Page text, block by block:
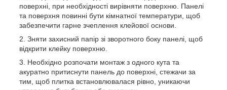
поверхні, при необхідності вирівняти поверхню. Панелі
та поверхня повинні бути кімнатної температури, щоб
забезпечити гарне зчеплення клейової основи.
Зняти захисний папір зі зворотного боку панелі, щоб
відкрити клейку поверхню.
Необхідно розпочати монтаж з одного кута та
акуратно притиснути панель до поверхні, стежачи за
тим, щоб плитка встановлювалася рівно, уникаючи